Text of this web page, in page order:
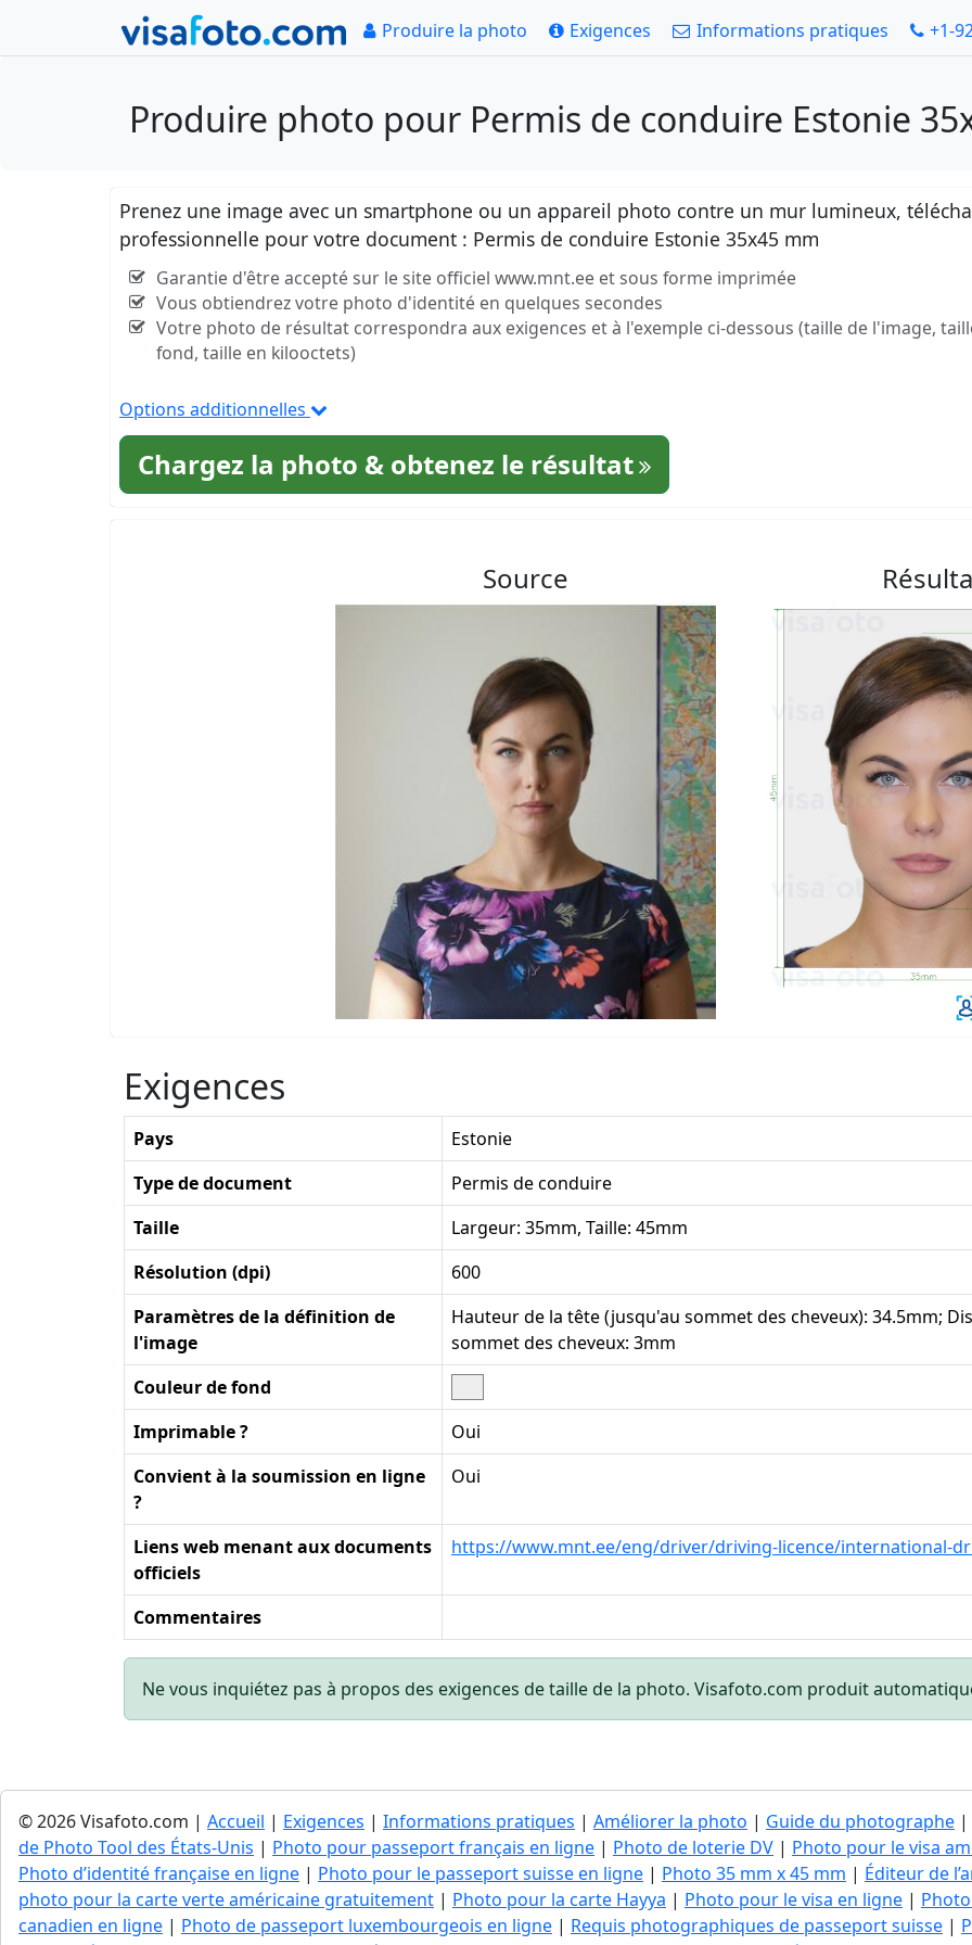
Produire la photo Exigences Informations pratiques +1-
Produire photo pour Permis de conduire Estonie
Prenez une image avec un smartphone ou un appareil photo contre un mur lumineux,
professionnelle pour votre document : Permis de conduire Estonie 35x45 mm
Garantie d'être accepté sur le site officiel www.mnt.ee et sous forme imprimée
Vous obtiendrez votre photo d'identité en quelques secondes
Votre photo de résultat correspondra aux exigences et à l'exemple ci-dessous (taille de l'image,
fond, taille en kilooctets)
Options additionnelles
Chargez la photo & obtenez le résultat
Source
Exigences
Pays
Estonie
Type de document
Permis de conduire
Taille
Largeur: 35mm, Taille: 45mm
Résolution (dpi)
600
Paramètres de la définition de
l'image
Hauteur de la tête (jusqu'au sommet des cheveux): 34.5mm;
sommet des cheveux: 3mm
Couleur de fond
Imprimable ?
Oui
Convient à la soumission en ligne
?
Oui
Liens web menant aux documents
officiels
https://www.mnt.ee/eng/driver/driving-licence/international-
Commentaires
Ne vous inquiétez pas à propos des exigences de taille de la photo. Visafoto.com produit
© 2026 Visafoto.com | Accueil | Exigences | Informations pratiques | Améliorer la photo | Guide du photographe |
de Photo Tool des États-Unis | Photo pour passeport français en ligne | Photo de loterie DV | Photo pour le visa
Photo d’identité française en ligne | Photo pour le passeport suisse en ligne | Photo 35 mm x 45 mm | Éditeur de
photo pour la carte verte américaine gratuitement | Photo pour la carte Hayya | Photo pour le visa en ligne |
canadien en ligne | Photo de passeport luxembourgeois en ligne | Requis photographiques de passeport suisse |